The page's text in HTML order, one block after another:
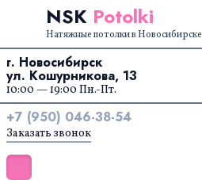
Перейти к содержанию
NSK Potolki
Натяжные потолки в Новосибирске
г. Новосибирск
ул. Кошурникова, 13
10:00 — 19:00 Пн.-Пт.
+7 (950) 046-38-54
Заказать звонок